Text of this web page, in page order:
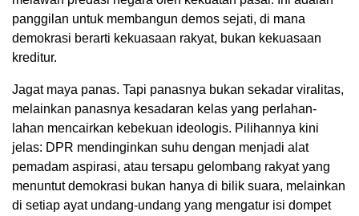
panggilan untuk membangun demos sejati, di mana
demokrasi berarti kekuasaan rakyat, bukan kekuasaan
kreditur.
Jagat maya panas. Tapi panasnya bukan sekadar viralitas,
melainkan panasnya kesadaran kelas yang perlahan-
lahan mencairkan kebekuan ideologis. Pilihannya kini
jelas: DPR mendinginkan suhu dengan menjadi alat
pemadam aspirasi, atau tersapu gelombang rakyat yang
menuntut demokrasi bukan hanya di bilik suara, melainkan
di setiap ayat undang-undang yang mengatur isi dompet